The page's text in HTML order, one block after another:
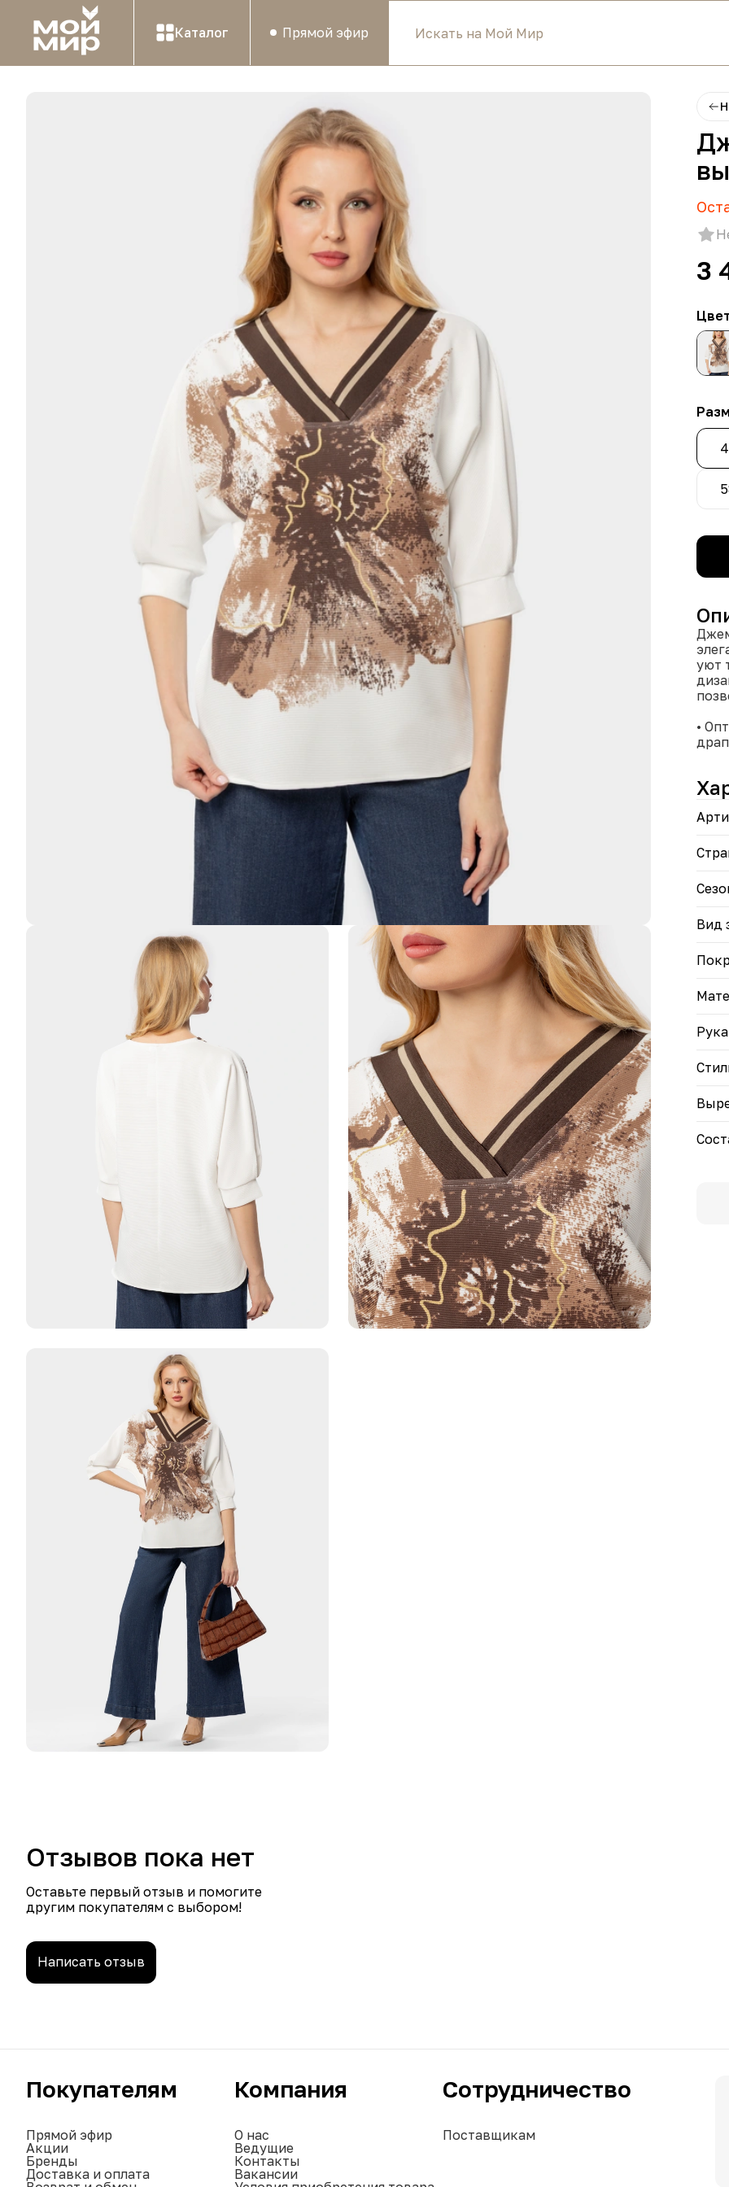
Каталог Прямой эфир
3
уют
•
•
Вид
Отзывов пока нет
Оставьте первый отзыв и помогите
другим покупателям с выбором!
Написать отзыв
Покупателям
Прямой эфир
Акции
Бренды
Доставка и оплата
Компания
О нас
Ведущие
Контакты
Вакансии
Сотрудничество
Поставщикам